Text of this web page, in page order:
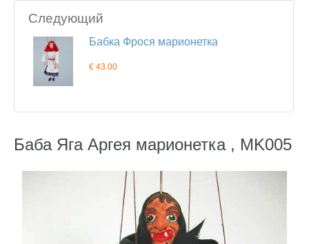
Следующий
Бабка Фрося марионетка
€ 43.00
Баба Яга Аргея марионетка , MK005